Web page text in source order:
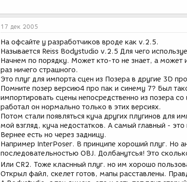
17 дек 2005
На офсайте у разработчиков вроде как v.2.5.
Называется Reiss Bodystudio v.2.5 Для чего
Начнем по порядку. Может кто-то не знает, а может
раз ничего страшного.
Это плуг для импорта сцен из Позера в другие 3D
Помните позер версию4 про пак и синему 7? Был
импортировать сцены непосредственно из позера
работал он нормально только в этих версиях.
Потом стали появляться куча других плугинов для
мой взгляд, куча недостатков. А самый главный -
Вернее есть но через задницу.
Например InterPoser. В принципе хороший плуг. Но
последовательностью OBJ. Долбанутсья! Это
Или CR2. Тоже класнный плуг. но им хорошо
Открыл файл, скелет готов, мапы расставлены.